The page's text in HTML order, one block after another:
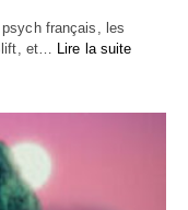
français, les
et… Lire la suite